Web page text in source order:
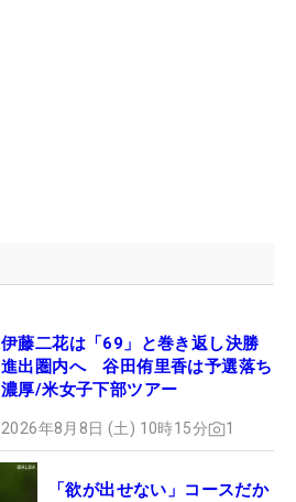
伊藤二花は「69」と巻き返し決勝
進出圏内へ 谷田侑里香は予選落ち
濃厚/米女子下部ツアー
2026年8月8日 (土) 10時15分 1
「欲が出せない」コースだか